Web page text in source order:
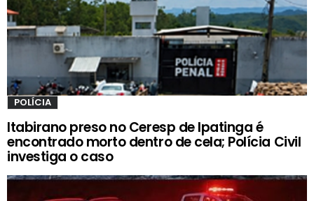
POLÍCIA
Itabirano preso no Ceresp de Ipatinga é
encontrado morto dentro de cela; Polícia Civil
investiga o caso